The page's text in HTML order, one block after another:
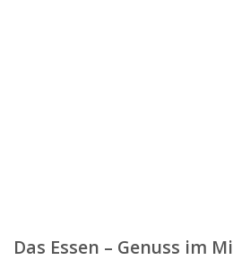
Das Essen – Genuss im